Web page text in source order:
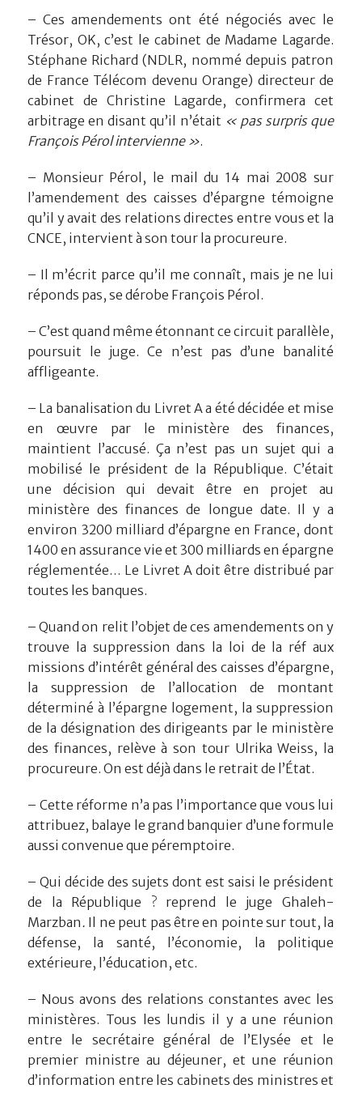
– Ces amendements ont été négociés avec le
Trésor, OK, c’est le cabinet de Madame Lagarde.
Stéphane Richard (NDLR, nommé depuis patron
de France Télécom devenu Orange) directeur de
cabinet de Christine Lagarde, confirmera cet
arbitrage en disant qu’il n’était « pas surpris que
François Pérol intervienne ».
– Monsieur Pérol, le mail du 14 mai 2008 sur
l’amendement des caisses d’épargne témoigne
qu’il y avait des relations directes entre vous et la
CNCE, intervient à son tour la procureure.
– Il m’écrit parce qu’il me connaît, mais je ne lui
réponds pas, se dérobe François Pérol.
– C’est quand même étonnant ce circuit parallèle,
poursuit le juge. Ce n’est pas d’une banalité
affligeante.
– La banalisation du Livret A a été décidée et mise
en œuvre par le ministère des finances,
maintient l’accusé. Ça n’est pas un sujet qui a
mobilisé le président de la République. C’était
une décision qui devait être en projet au
ministère des finances de longue date. Il y a
environ 3200 milliard d’épargne en France, dont
1400 en assurance vie et 300 milliards en épargne
réglementée… Le Livret A doit être distribué par
toutes les banques.
– Quand on relit l’objet de ces amendements on y
trouve la suppression dans la loi de la réf aux
missions d’intérêt général des caisses d’épargne,
la suppression de l’allocation de montant
déterminé à l’épargne logement, la suppression
de la désignation des dirigeants par le ministère
des finances, relève à son tour Ulrika Weiss, la
procureure. On est déjà dans le retrait de l’État.
– Cette réforme n’a pas l’importance que vous lui
attribuez, balaye le grand banquier d’une formule
aussi convenue que péremptoire.
– Qui décide des sujets dont est saisi le président
de la République ? reprend le juge Ghaleh-
Marzban. Il ne peut pas être en pointe sur tout, la
défense, la santé, l’économie, la politique
extérieure, l’éducation, etc.
– Nous avons des relations constantes avec les
ministères. Tous les lundis il y a une réunion
entre le secrétaire général de l’Elysée et le
premier ministre au déjeuner, et une réunion
d’information entre les cabinets des ministres et